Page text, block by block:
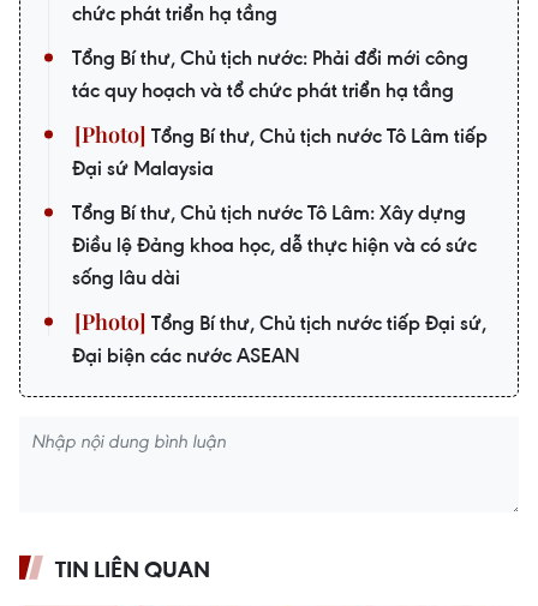
chức phát triển hạ tầng
Tổng Bí thư, Chủ tịch nước: Phải đổi mới công
tác quy hoạch và tổ chức phát triển hạ tầng
Tổng Bí thư, Chủ tịch nước Tô Lâm tiếp
Đại sứ Malaysia
Tổng Bí thư, Chủ tịch nước Tô Lâm: Xây dựng
Điều lệ Đảng khoa học, dễ thực hiện và có sức
sống lâu dài
Tổng Bí thư, Chủ tịch nước tiếp Đại sứ,
Đại biện các nước ASEAN
TIN LIÊN QUAN